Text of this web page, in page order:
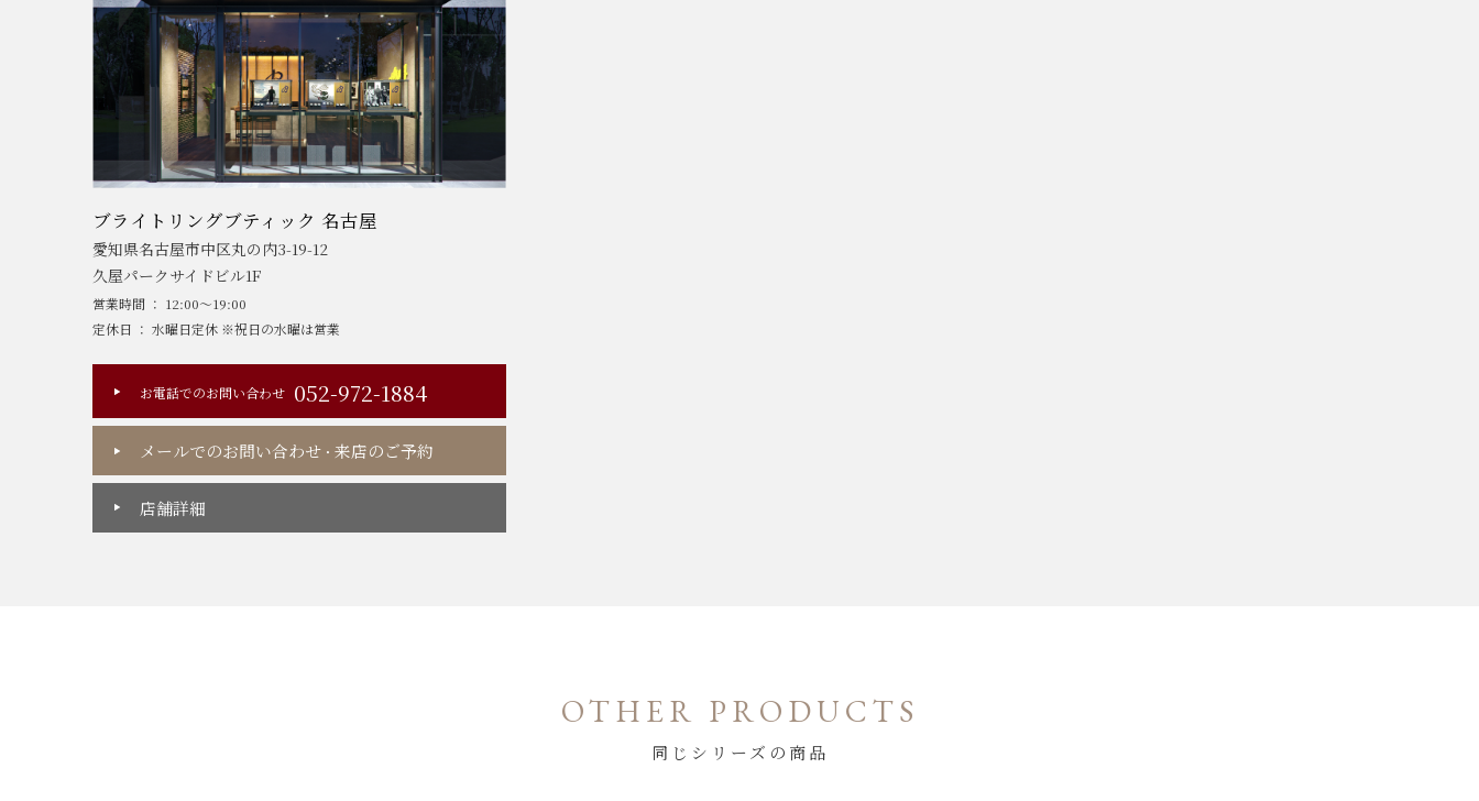
ブライトリングブティック 名古屋
愛知県名古屋市中区丸の内3-19-12
久屋パークサイドビル1F
営業時間 ： 12:00～19:00
定休日 ： 水曜日定休 ※祝日の水曜は営業
お電話でのお問い合わせ 052-972-1884
メールでのお問い合わせ・ 来店のご予約
店舗詳細
OTHER PRODUCTS
同じシリーズの商品